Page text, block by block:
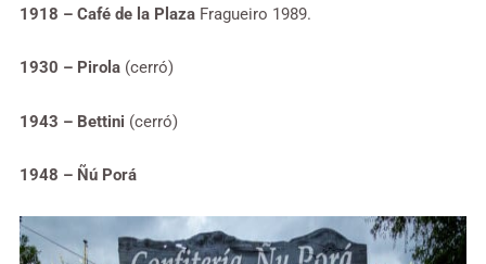
1918 – Café de la Plaza Fragueiro 1989.
1930 – Pirola (cerró)
1943 – Bettini (cerró)
1948 – Ñú Porá